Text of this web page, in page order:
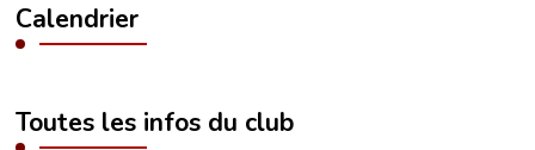
Calendrier
Toutes les infos du club